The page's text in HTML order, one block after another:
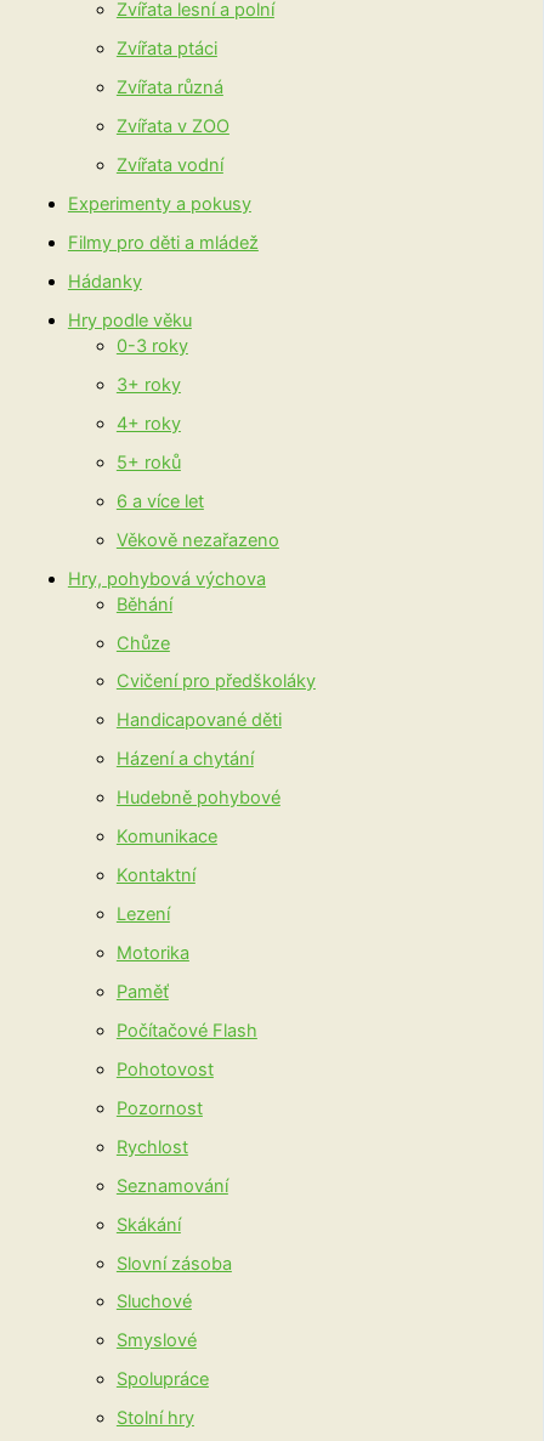
Zvířata lesní a polní
Zvířata ptáci
Zvířata různá
Zvířata v ZOO
Zvířata vodní
Experimenty a pokusy
Filmy pro děti a mládež
Hádanky
Hry podle věku
0-3 roky
3+ roky
4+ roky
5+ roků
6 a více let
Věkově nezařazeno
Hry, pohybová výchova
Běhání
Chůze
Cvičení pro předškoláky
Handicapované děti
Házení a chytání
Hudebně pohybové
Komunikace
Kontaktní
Lezení
Motorika
Paměť
Počítačové Flash
Pohotovost
Pozornost
Rychlost
Seznamování
Skákání
Slovní zásoba
Sluchové
Smyslové
Spolupráce
Stolní hry